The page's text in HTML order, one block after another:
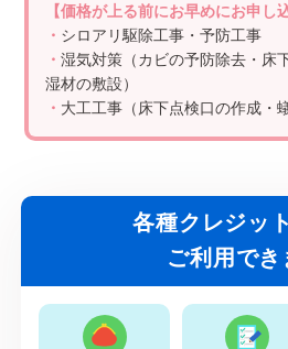
【価格が上る前にお早めにお申し
・ シロアリ駆除工事・予防工事
・湿気対策（カビの予防除去・床
湿材の敷設）
・ 大工工事（床下点検口の作成・
各種クレジッ
ご利用でき